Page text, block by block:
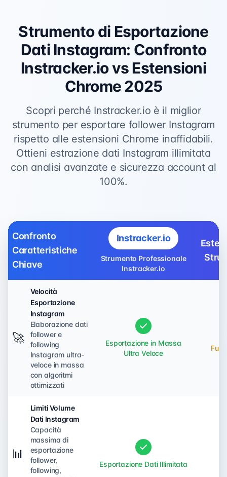
Strumento di Esportazione
Dati Instagram: Confronto
Instracker.io vs Estensioni
Chrome 2025
Scopri perché Instracker.io è il miglior
strumento per esportare follower Instagram
rispetto alle estensioni Chrome inaffidabili.
Ottieni estrazione dati Instagram illimitata
con analisi avanzate e sicurezza account al
100%.
Confronto
Caratteristiche
Chiave
Instracker.io
Strumento Professionale
Instracker.io
🚀
Velocità
Esportazione
Instagram
Elaborazione dati
follower e
following
Instagram ultra-
veloce in massa
con algoritmi
ottimizzati
Esportazione in Massa
Ultra Veloce
📊
Limiti Volume
Dati Instagram
Capacità
massima di
esportazione
follower,
following,
Esportazione Dati Illimitata